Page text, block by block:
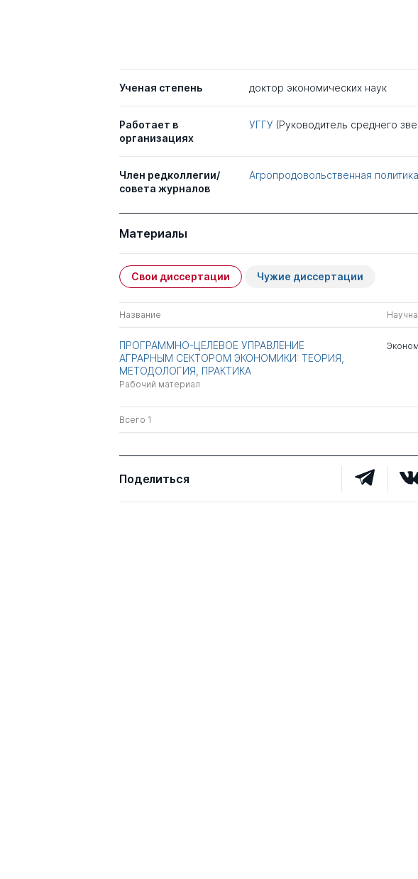
Ученая степень доктор экономических наук
Работает в
организациях
УГГУ (Руководитель среднего
Член редколлегии/
совета журналов
Агропродовольственная
Материалы
Свои диссертации Чужие диссертации
Название
ПРОГРАММНО-ЦЕЛЕВОЕ УПРАВЛЕНИЕ
АГРАРНЫМ СЕКТОРОМ ЭКОНОМИКИ: ТЕОРИЯ,
МЕТОДОЛОГИЯ, ПРАКТИКА
Рабочий материал
Всего 1
Поделиться